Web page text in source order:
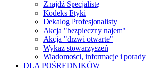
Znajdź Specjalistę
Kodeks Etyki
Dekalog Profesjonalisty
Akcja "bezpieczny najem"
Akcja "drzwi otwarte"
Wykaz stowarzyszeń
Wiadomości, informacje i porady
DLA POŚREDNIKÓW